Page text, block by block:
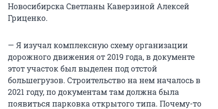
Новосибирска Светланы Каверзиной Алексей
Гриценко.
— Я изучал комплексную схему организации
дорожного движения от 2019 года, в документе
этот участок был выделен под отстой
большегрузов. Строительство на нем началось в
2021 году, по документам там должна была
появиться парковка открытого типа. Почему-то